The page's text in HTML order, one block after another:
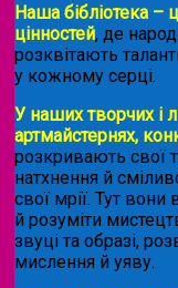
Наша бібліотека –
цінностей, де
розквітають
у кожному серці.
У наших творчих і
артмайстернях,
розкривають свої
натхнення й
свої мрії. Тут вони
й розуміти
звуці та образі,
мислення й уяву.